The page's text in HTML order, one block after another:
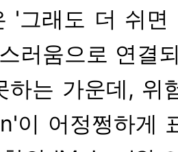
'그래도 더 쉬면
러움으로 연결
는 가운데, 위
이 어정쩡하게